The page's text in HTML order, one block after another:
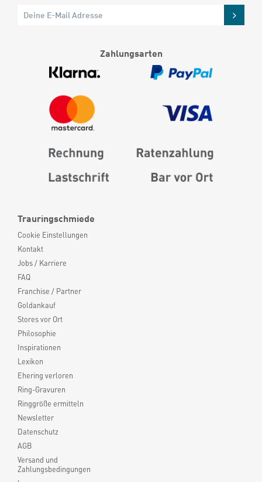
Trauringschmiede
Cookie Einstellungen
Kontakt
Jobs / Karriere
FAQ
Franchise / Partner
Goldankauf
Stores vor Ort
Philosophie
Inspirationen
Lexikon
Ehering verloren
Ring-Gravuren
Ringgröße ermitteln
Newsletter
Datenschutz
AGB
Versand und
Zahlungsbedingungen
Zahlungsarten